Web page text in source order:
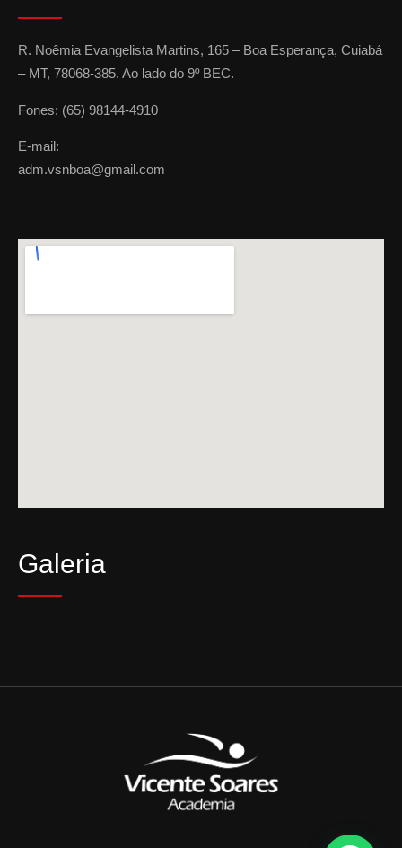
R. Noêmia Evangelista Martins, 165 – Boa Esperança, Cuiabá
– MT, 78068-385. Ao lado do 9º BEC.
Fones: (65) 98144-4910
E-mail:
adm.vsnboa@gmail.com
Galeria